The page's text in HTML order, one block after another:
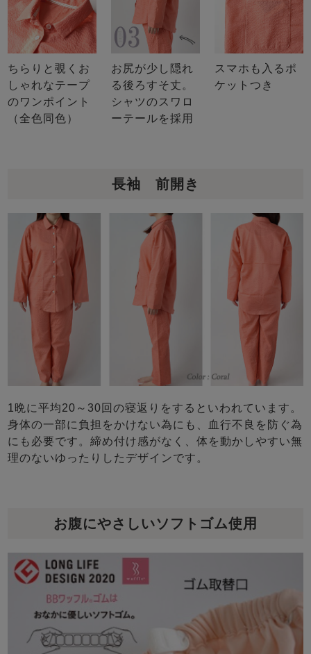
ちらりと覗くお
しゃれなテープ
のワンポイント
（全色同色）
お尻が少し隠れ
る後ろすそ丈。
シャツのスワロ
ーテールを採用
スマホも入るポ
ケットつき
長袖 前開き
1晩に平均20～30回の寝返りをするといわれています。
身体の一部に負担をかけない為にも、血行不良を防ぐ為
にも必要です。締め付け感がなく、体を動かしやすい無
理のないゆったりしたデザインです。
お腹にやさしいソフトゴム使用